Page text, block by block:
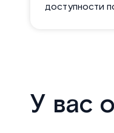
доступности
У вас